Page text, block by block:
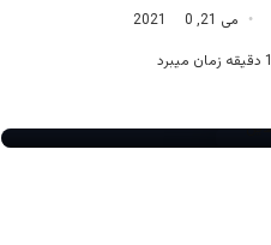
می 21, 2021
0